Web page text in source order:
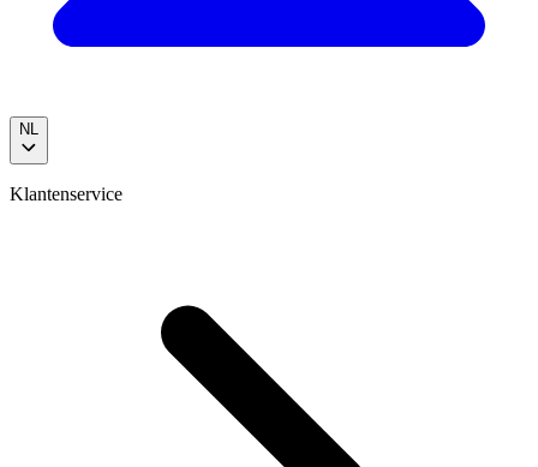
NL
Klantenservice